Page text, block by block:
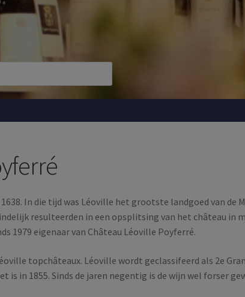
In die tijd was Léoville het grootste landgoed van de
resulteerden in een opsplitsing van het château in
1979 eigenaar van Château Léoville Poyferré.
topchâteaux. Léoville wordt geclassifeerd als 2e
is in 1855. Sinds de jaren negentig is de wijn wel forser